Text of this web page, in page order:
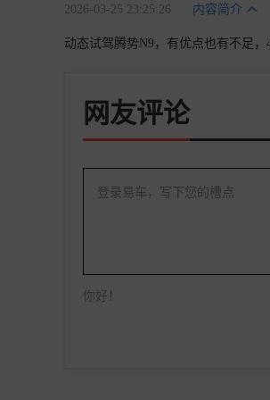
2026-03-25 23:25:26 内容简介
动态试驾腾势N9，有优点也有不足，
网友评论
登录易车，写下您的槽点
你好！